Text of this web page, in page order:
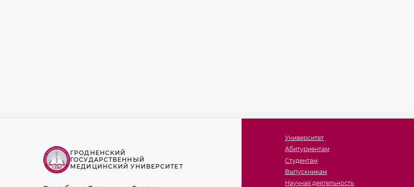
ГРОДНЕНСКИЙ
ГОСУДАРСТВЕННЫЙ
МЕДИЦИНСКИЙ УНИВЕРСИТЕТ
Университет
Абитуриентам
Студентам
Выпускникам
Научная деятельность